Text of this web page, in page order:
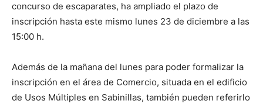
concurso de escaparates, ha ampliado el plazo de
inscripción hasta este mismo lunes 23 de diciembre a las
15:00 h.
Además de la mañana del lunes para poder formalizar la
inscripción en el área de Comercio, situada en el edificio
de Usos Múltiples en Sabinillas, también pueden referirlo